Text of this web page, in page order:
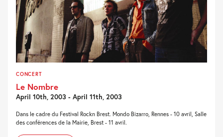
CONCERT
Le Nombre
April 10th, 2003 - April 11th, 2003
Dans le cadre du Festival Rockn Brest. Mondo Bizarro, Rennes - 10 avril, Salle
des conférences de la Mairie, Brest - 11 avril.